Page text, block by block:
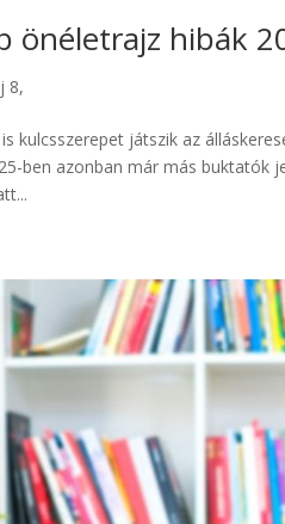
önéletrajz hibák
8,
kulcsszerepet játszik az
ben azonban már más buktatók